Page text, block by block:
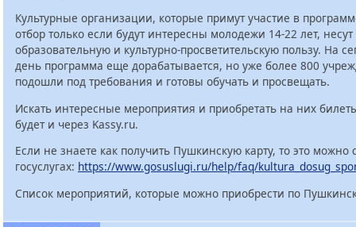
Культурные организации, которые примут участие в
отбор только если будут интересны молодежи 14-22 лет,
образовательную и культурно-просветительскую пользу. На
день программа еще дорабатывается, но уже более 800
подошли под требования и готовы обучать и просвещать.
Искать интересные мероприятия и приобретать на них
будет и через Kassy.ru.
Если не знаете как получить Пушкинскую карту, то это можно
госуслугах: https://www.gosuslugi.ru/help/faq/
Список мероприятий, которые можно приобрести по